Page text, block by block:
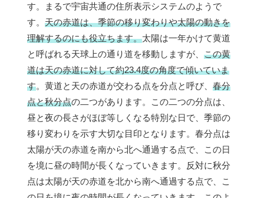
す。まるで宇宙共通の住所表示システムのようで
す。 天の赤道は、季節の移り変わりや太陽の動きを
理解するのにも役立ちます。太陽は一年かけて黄道
と呼ばれる天球上の通り道を移動しますが、 この黄
道は天の赤道に対して約23.4度の角度で傾いていま
す。黄道と天の赤道が交わる点を分点と呼び、 春分
点と秋分点の二つがあります。この二つの分点は、
昼と夜の長さがほぼ等しくなる特別な日で、季節の
移り変わりを示す大切な目印となります。春分点は
太陽が天の赤道を南から北へ通過する点で、この日
を境に昼の時間が長くなっていきます。反対に秋分
点は太陽が天の赤道を北から南へ通過する点で、こ